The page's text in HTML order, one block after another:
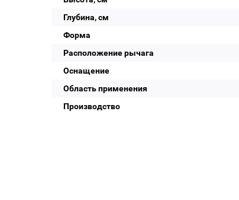
Глубина, см
Форма
Расположение рычага
Оснащение
Область применения
Производство